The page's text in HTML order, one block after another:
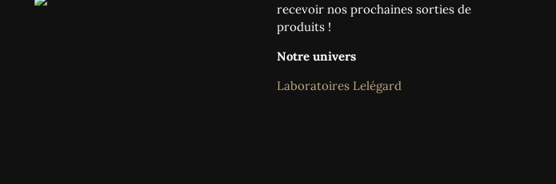
recevoir nos prochaines sorties de
produits !
Notre univers
Laboratoires Lelégard